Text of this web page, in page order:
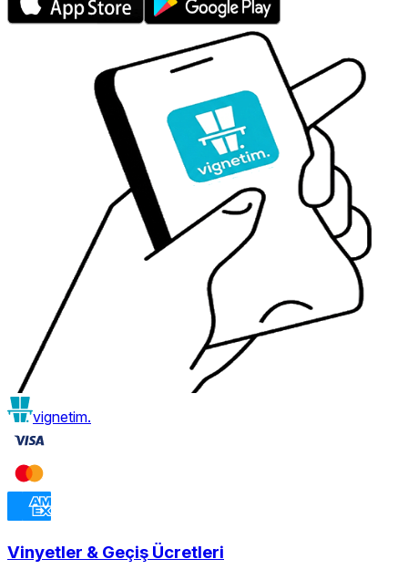
vignetim.
Vinyetler & Geçiş Ücretleri